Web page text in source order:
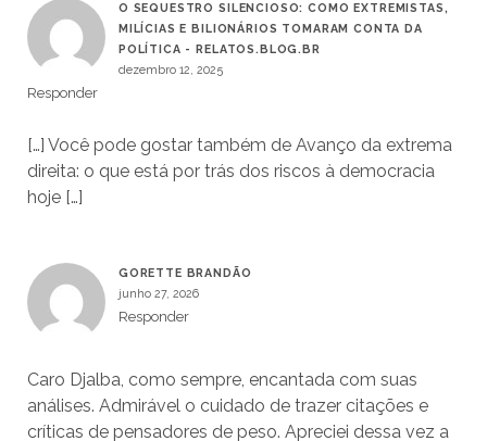
O SEQUESTRO SILENCIOSO: COMO EXTREMISTAS,
MILÍCIAS E BILIONÁRIOS TOMARAM CONTA DA
POLÍTICA - RELATOS.BLOG.BR
dezembro 12, 2025
Responder
[…] Você pode gostar também de Avanço da extrema
direita: o que está por trás dos riscos à democracia
hoje […]
GORETTE BRANDÃO
junho 27, 2026
Responder
Caro Djalba, como sempre, encantada com suas
análises. Admirável o cuidado de trazer citações e
críticas de pensadores de peso. Apreciei dessa vez a